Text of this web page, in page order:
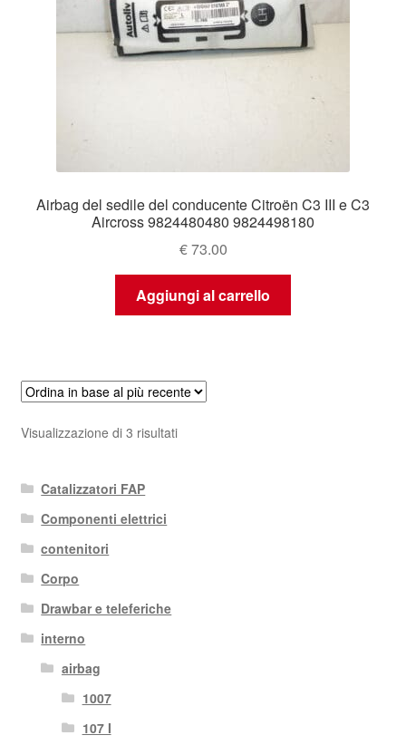
Airbag del sedile del conducente Citroën C3 III e C3
Aircross 9824480480 9824498180
€73.00
Aggiungi al carrello
Visualizzazione di 3 risultatiOrdina
Catalizzatori FAP
Componenti elettrici
contenitori
Corpo
Drawbar e teleferiche
interno
airbag
1007
107 I